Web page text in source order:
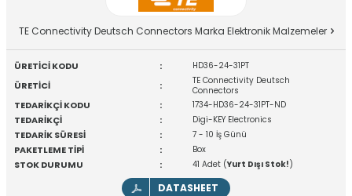
TE Connectivity Deutsch Connectors Marka Elektronik Malzemeler
ÜRETİCİ KODU : HD36-24-31PT
ÜRETİCİ :
TE Connectivity Deutsch
Connectors
TEDARİKÇİ KODU : 1734-HD36-24-31PT-ND
TEDARİKÇİ : Digi-KEY Electronics
TEDARİK SÜRESİ : 7 - 10 İş Günü
PAKETLEME TİPİ : Box
STOK DURUMU : 41 Adet (Yurt Dışı Stok!)
DATASHEET